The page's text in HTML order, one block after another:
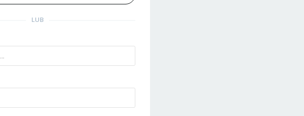
LUB